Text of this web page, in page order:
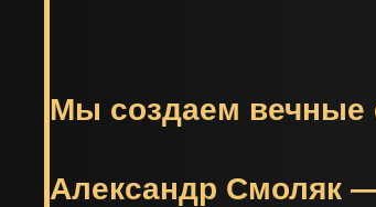
Мы создаем вечные
Александр Смоляк